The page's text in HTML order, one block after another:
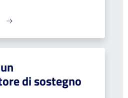
di sostegno